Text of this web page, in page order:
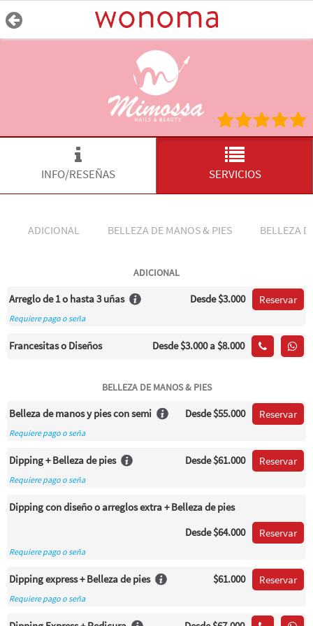
INFO/RESEÑAS SERVICIOS
ADICIONAL BELLEZA DE MANOS & PIES BELLEZA
ADICIONAL
Arreglo de 1 o hasta 3 uñas Desde$3.000 Reservar
Requiere pago o seña
Francesitas o Diseños Desde$3.000a $8.000
BELLEZA DE MANOS & PIES
Belleza de manos y pies con semi Desde$55.000 Reservar
Requiere pago o seña
Dipping + Belleza de pies Desde$61.000 Reservar
Requiere pago o seña
Dipping con diseño o arreglos extra + Belleza de pies
Desde$64.000 Reservar
Requiere pago o seña
Dipping express + Belleza de pies $61.000 Reservar
Requiere pago o seña